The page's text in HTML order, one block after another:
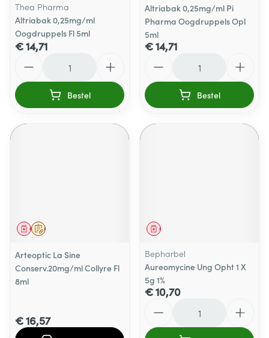
Thea Pharma
Altriabak 0,25mg/ml
Oogdruppels Fl 5ml
€ 14,71
Bestel
Altriabak 0,25mg/ml Pi
Pharma Oogdruppels Opl
5ml
€ 14,71
Bestel
Op voorschrift
Geneesmiddel
Arteoptic La Sine
Conserv.20mg/ml Collyre Fl
8ml
€ 16,57
Geneesmiddel
Bepharbel
Aureomycine Ung Opht 1 X
5g 1%
€ 10,70